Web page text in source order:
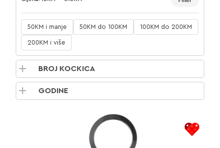
cijena
cijena
50KM i manje 50KM do 100KM 100KM do 200KM
200KM i više
BROJ KOCKICA
GODINE